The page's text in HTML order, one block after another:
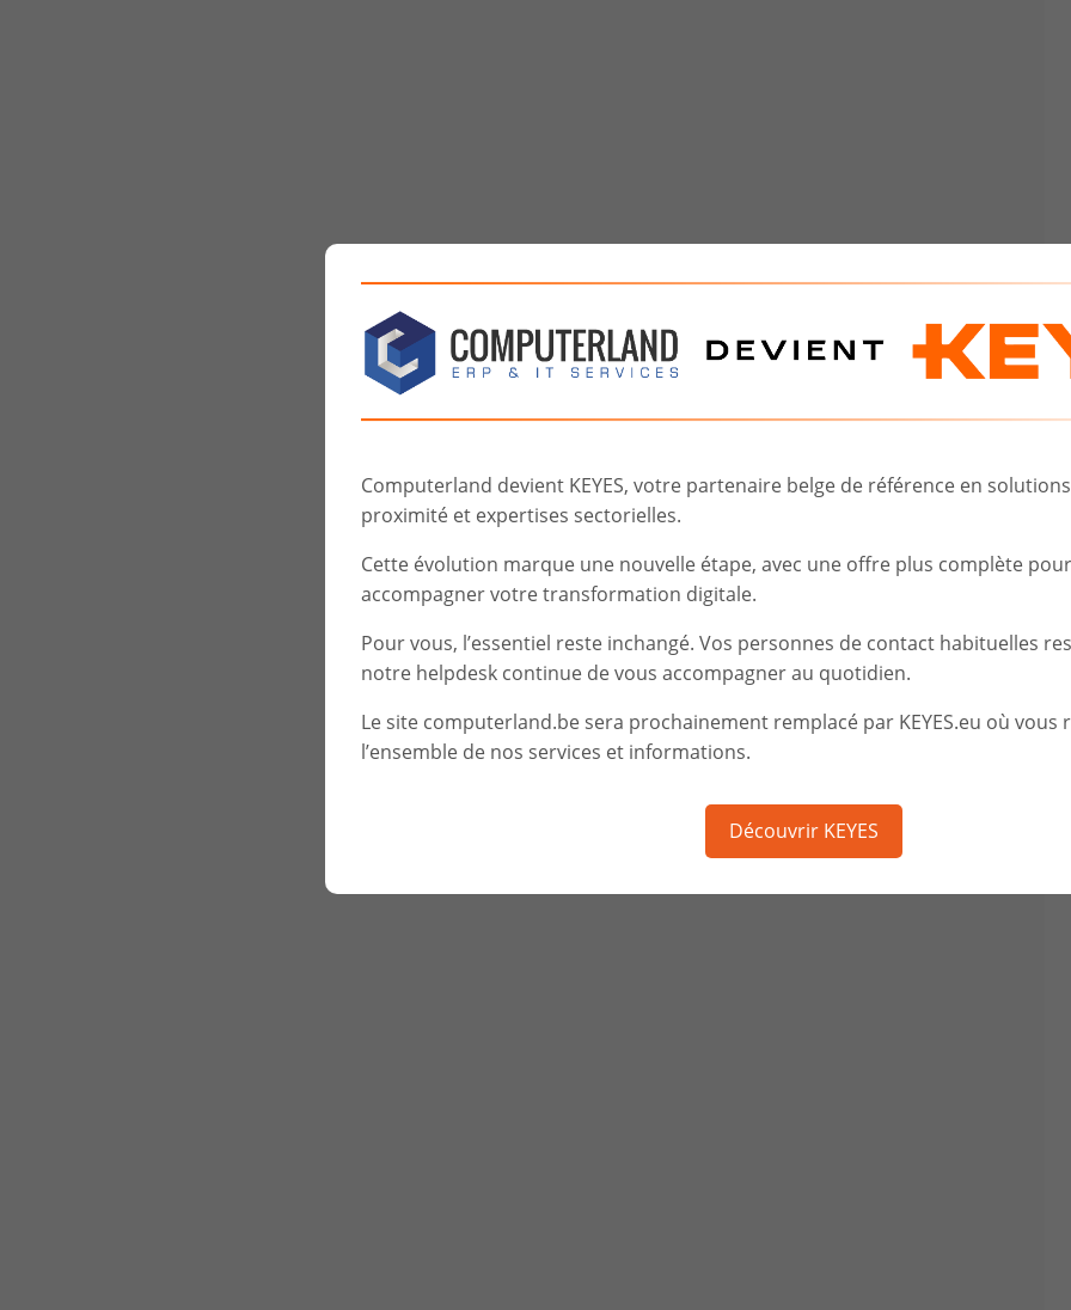
Computerland devient KEYES, votre partenaire belge de référence en
proximité et expertises sectorielles.
Cette évolution marque une nouvelle étape, avec une offre plus complète
accompagner votre transformation digitale.
Pour vous, l’essentiel reste inchangé. Vos personnes de contact habituelles
notre helpdesk continue de vous accompagner au quotidien.
Le site computerland.be sera prochainement remplacé par KEYES.eu où vous
l’ensemble de nos services et informations.
Découvrir KEYES